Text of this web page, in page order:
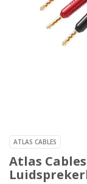
ATLAS CABLES
Atlas